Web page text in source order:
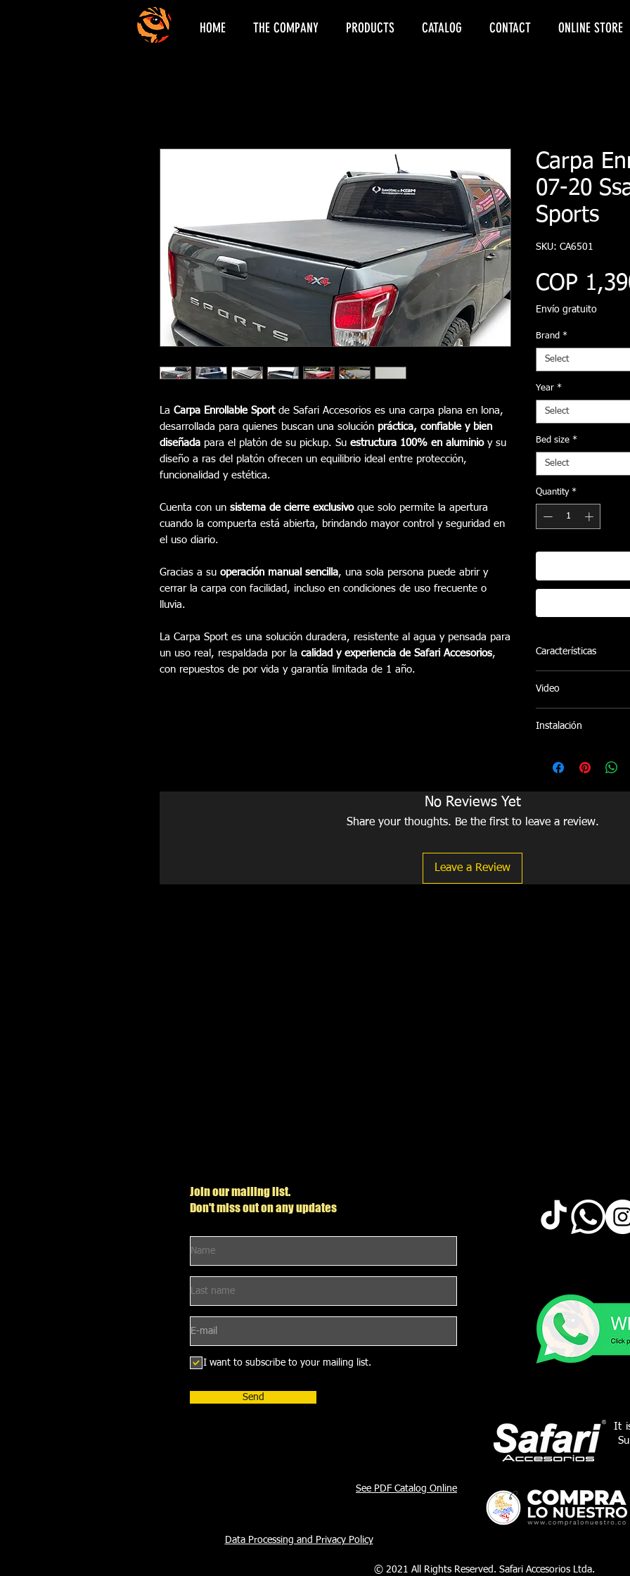
HOME THE COMPANY PRODUCTS CATALOG CONTACT ONLINE STORE
La Carpa Enrollable Sportde Safari Accesorios es una carpa plana en lona,
desarrollada para quienes buscan una solución práctica, confiable y bien
diseñada para el platón de su pickup. Su estructura 100% en aluminioy su
diseño a ras del platón ofrecen un equilibrio ideal entre protección,
funcionalidad y estética.
Cuenta con un sistema de cierre exclusivoque solo permite la apertura
cuando la compuerta está abierta, brindando mayor control y seguridad en
el uso diario.
Gracias a su operación manual sencilla, una sola persona puede abrir y
cerrar la carpa con facilidad, incluso en condiciones de uso frecuente o
lluvia.
La Carpa Sport es una solución duradera, resistente al agua y pensada para
un uso real, respaldada por la calidad y experiencia de Safari Accesorios,
con repuestos de por vida y garantía limitada de 1 año.
Carpa
07-20
Sports
SKU: CA6501
COP
Envío gratuito
Brand *
Select
Year *
Select
Bed size *
Select
Quantity *
Características
en Tela (Lona
poliéster y
Al abrir la
abierta,
funcionamiento.
No requiere
Video
Instalación
Pereira sin costo
No Reviews Yet
Share your thoughts. Be the first to leave a review.
Leave a Review
Join our mailing list.
Don't miss out on any updates
I want to subscribe to your mailing list.
Send
It
See PDF Catalog Online
Data Processing and Privacy Policy
© 2021 All Rights Reserved. Safari Accesorios Ltda.